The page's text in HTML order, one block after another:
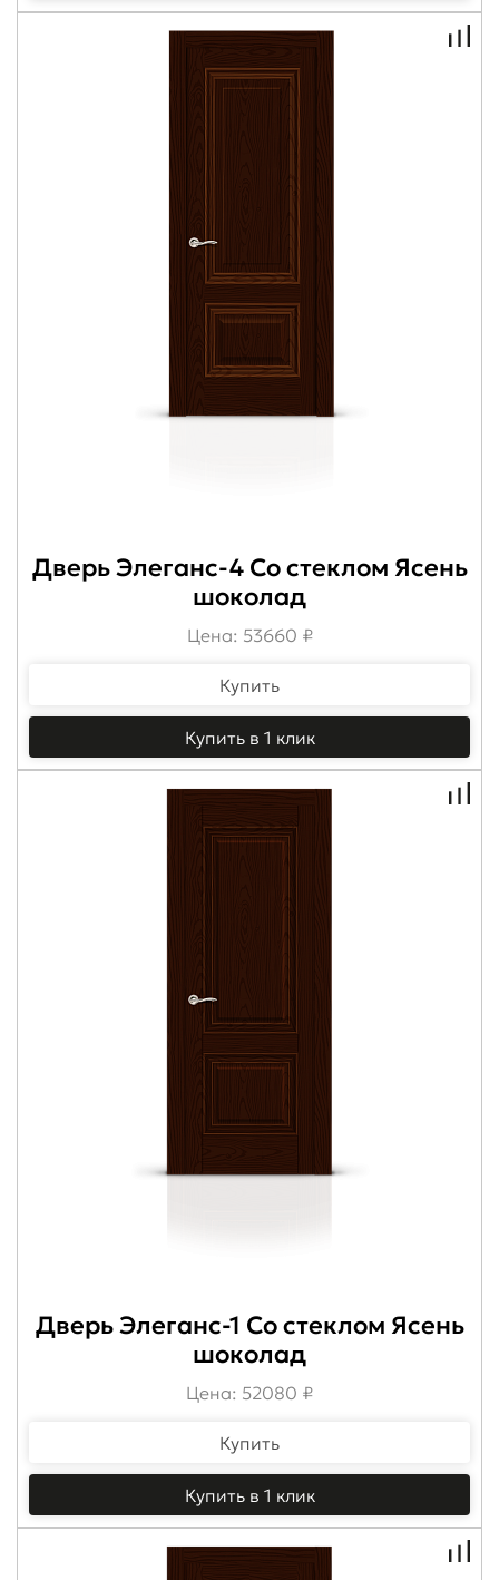
Дверь Элеганс-4 Со стеклом Ясень
шоколад
Цена: 53660 ₽
Купить
Купить в 1 клик
Дверь Элеганс-1 Со стеклом Ясень
шоколад
Цена: 52080 ₽
Купить
Купить в 1 клик